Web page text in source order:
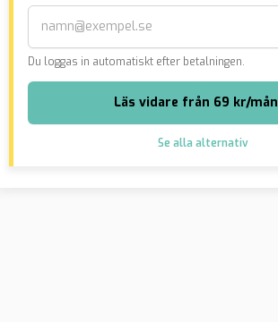
Du loggas in automatiskt efter betalningen.
Läs vidare från 69 kr/mån
Se alla alternativ